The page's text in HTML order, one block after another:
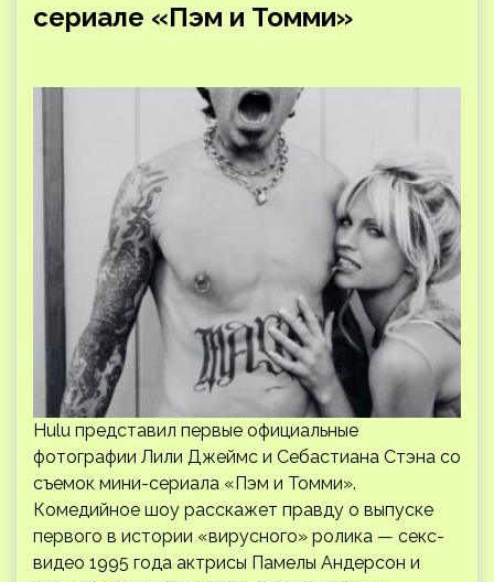
сериале «Пэм и Томми»
Hulu представил первые официальные
фотографии Лили Джеймс и Себастиана Стэна со
съемок мини-сериала «Пэм и Томми».
Комедийное шоу расскажет правду о выпуске
первого в истории «вирусного» ролика — секс-
видео 1995 года актрисы Памелы Андерсон и